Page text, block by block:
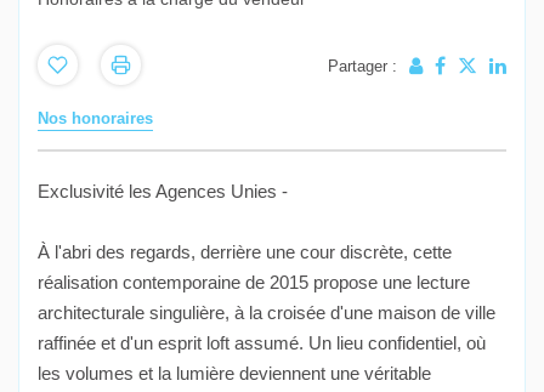
Partager :
Nos honoraires
Exclusivité les Agences Unies -
À l'abri des regards, derrière une cour discrète, cette
réalisation contemporaine de 2015 propose une lecture
architecturale singulière, à la croisée d'une maison de ville
raffinée et d'un esprit loft assumé. Un lieu confidentiel, où
les volumes et la lumière deviennent une véritable